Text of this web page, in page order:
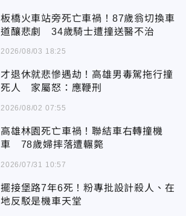
板橋火車站旁死亡車禍！87歲翁切換車
道釀悲劇 34歲騎士遭撞送醫不治
2026/08/03 18:25
才退休就悲慘遇劫！高雄男毒駕拖行撞
死人 家屬怒：應鞭刑
2026/08/02 07:55
高雄林園死亡車禍！聯結車右轉撞機
車 78歲婦摔落遭輾斃
2026/07/31 10:57
擺接堡路7年6死！粉專批設計殺人、在
地反駁是機車天堂